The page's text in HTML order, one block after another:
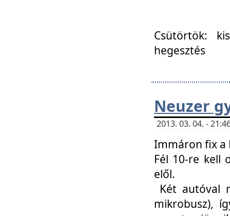
Csütörtök:
hegesztés
Neuzer
2013. 03. 04. -
Immáron fix a
Fél 10-re kell
elől.
Két autóval
mikrobusz),